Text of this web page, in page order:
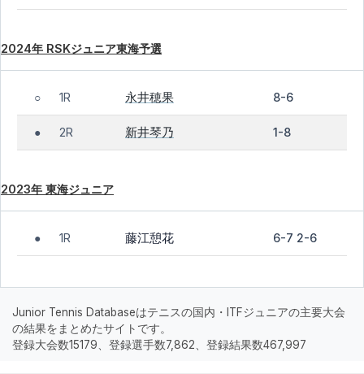
2024年 RSKジュニア東海予選
○ 1R 永井穂果 8-6
● 2R 新井琴乃 1-8
2023年 東海ジュニア
● 1R 藤江憩花 6-7 2-6
Junior Tennis Databaseはテニスの国内・ITFジュニアの主要大会
の結果をまとめたサイトです。
登録大会数15179、登録選手数7,862、登録結果数467,997